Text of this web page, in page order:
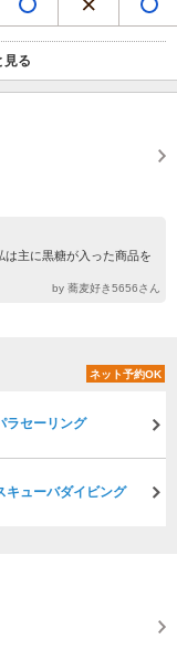
見る
主に黒糖が入った商品を
by 蕎麦好き5656さん
ネット予約OK
ラセーリング
キューバダイビング